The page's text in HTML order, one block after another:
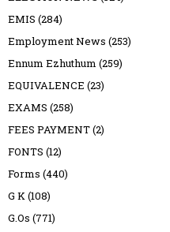
EMIS (284)
Employment News (253)
Ennum Ezhuthum (259)
EQUIVALENCE (23)
EXAMS (258)
FEES PAYMENT(2)
FONTS (12)
Forms (440)
G K(108)
G.Os (771)